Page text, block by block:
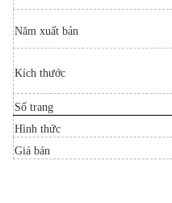
Năm xuất bản
Kích thước
Số trang
Hình thức
Giá bán